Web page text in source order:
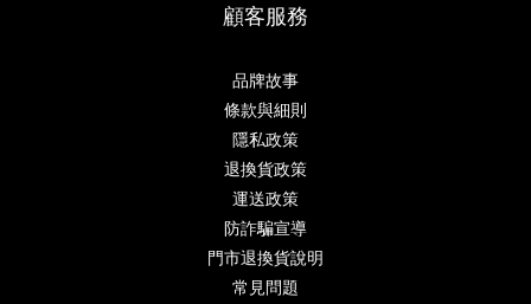
顧客服務
品牌故事
條款與細則
隱私政策
退換貨政策
運送政策
防詐騙宣導
門市退換貨說明
常見問題